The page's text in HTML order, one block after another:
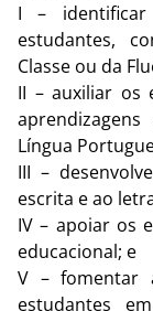
I – identificar
estudantes,
Classe ou da
II – auxiliar os
Língua
III –
escrita e ao
IV – apoiar os
educacional; e
V – fomentar
estudantes